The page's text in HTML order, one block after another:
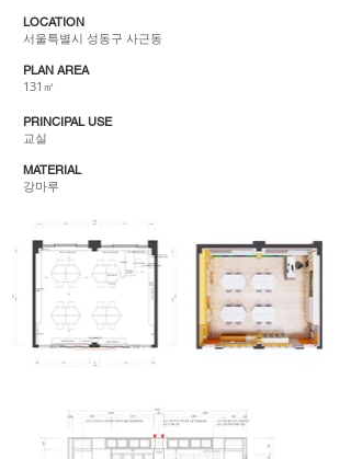
LOCATION
서울특별시 성동구 사근동
PLAN AREA
​131㎡
PRINCIPAL USE
교실
MATERIAL
강마루